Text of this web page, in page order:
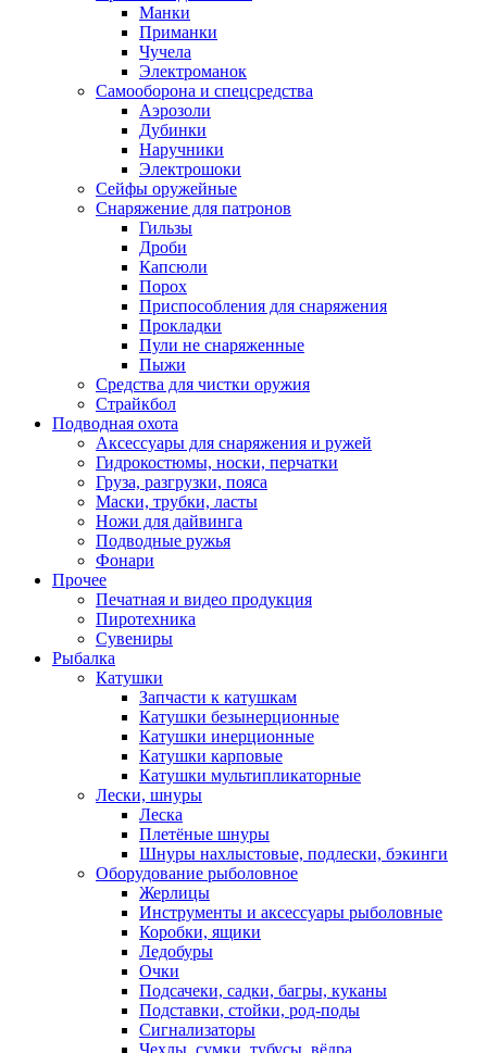
Манки
Приманки
Чучела
Электроманок
Самооборона и спецсредства
Аэрозоли
Дубинки
Наручники
Электрошоки
Сейфы оружейные
Снаряжение для патронов
Гильзы
Дроби
Капсюли
Порох
Приспособления для снаряжения
Прокладки
Пули не снаряженные
Пыжи
Средства для чистки оружия
Страйкбол
Подводная охота
Аксессуары для снаряжения и ружей
Гидрокостюмы, носки, перчатки
Груза, разгрузки, пояса
Маски, трубки, ласты
Ножи для дайвинга
Подводные ружья
Фонари
Прочее
Печатная и видео продукция
Пиротехника
Сувениры
Рыбалка
Катушки
Запчасти к катушкам
Катушки безынерционные
Катушки инерционные
Катушки карповые
Катушки мультипликаторные
Лески, шнуры
Леска
Плетёные шнуры
Шнуры нахлыстовые, подлески, бэкинги
Оборудование рыболовное
Жерлицы
Инструменты и аксессуары рыболовные
Коробки, ящики
Ледобуры
Очки
Подсачеки, садки, багры, куканы
Подставки, стойки, род-поды
Сигнализаторы
Чехлы, сумки, тубусы, вёдра